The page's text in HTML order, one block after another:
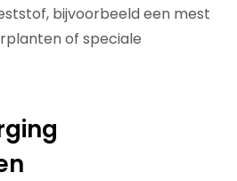
bijvoorbeeld een mest
of speciale